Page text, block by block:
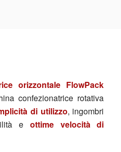
orizzontale FlowPack
confezionatrice rotativa
di utilizzo, ingombri
e ottime velocità di